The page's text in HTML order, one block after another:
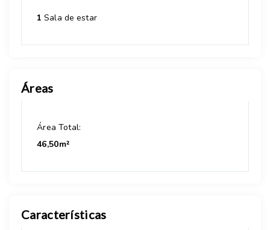
1 Sala de estar
Áreas
Área Total:
46,50m²
Características